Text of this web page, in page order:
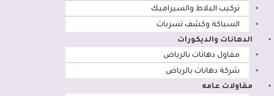
تركيب البلاط والسيراميك
السباكة وكشف تسربات
الدهانات والديكورات
مقاول دهانات بالرياض
شركة دهانات بالرياض
مقاولات عامه